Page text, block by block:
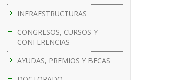
INFRAESTRUCTURAS
CONGRESOS, CURSOS Y
CONFERENCIAS
AYUDAS, PREMIOS Y BECAS